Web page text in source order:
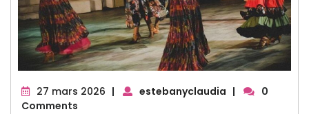
27 mars 2026 27
| estebanyclaudia |
0
Comments